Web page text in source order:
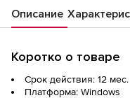
Описание
Коротко о товаре
Срок действия: 12 мес.
Платформа: Windows